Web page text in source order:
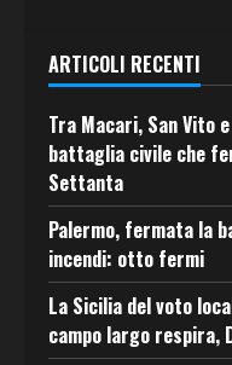
ARTICOLI RECENTI
Tra Macari, San Vito
battaglia civile che
Settanta
Palermo, fermata la
incendi: otto fermi
La Sicilia del voto
campo largo respira,